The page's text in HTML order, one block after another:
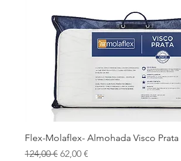
Flex-Molaflex- Almohada Visco Prata
Precio
124,00 € Precio de oferta
62,00 €